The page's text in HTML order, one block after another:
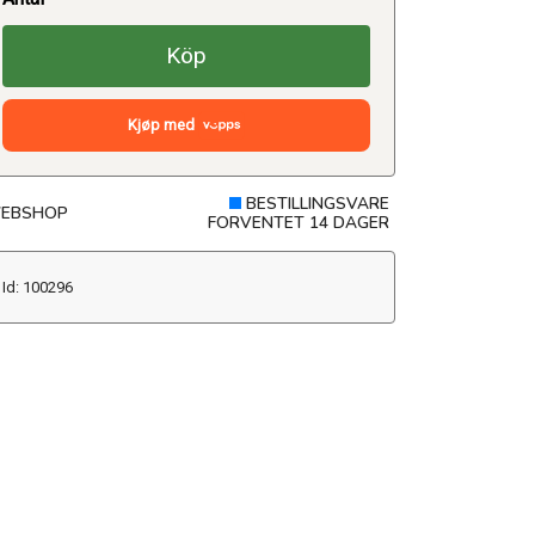
Köp
Kjøp med
BESTILLINGSVARE
FORVENTET 14 DAGER
Id: 100296